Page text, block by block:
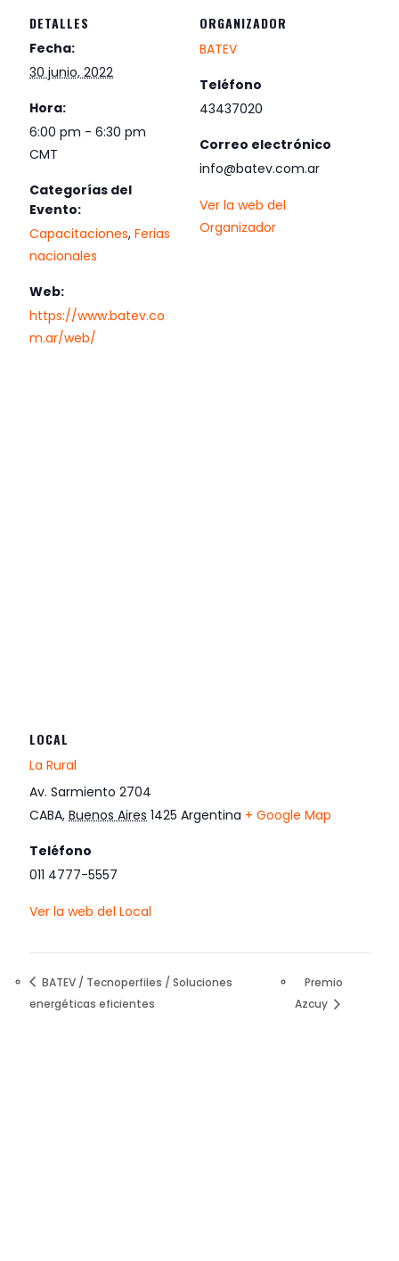
DETALLES
Fecha:
30 junio, 2022
Hora:
6:00 pm - 6:30 pm
CMT
Categorías del
Evento:
Capacitaciones,Ferias
nacionales
Web:
https://www.batev.co
m.ar/web/
ORGANIZADOR
BATEV
Teléfono
43437020
Correo electrónico
info@batev.com.ar
Ver la web del
Organizador
LOCAL
La Rural
Av. Sarmiento 2704
CABA, Buenos Aires 1425 Argentina + Google Map
Teléfono
011 4777-5557
Ver la web del Local
BATEV / Tecnoperfiles / Soluciones
energéticas eficientes
Premio
Azcuy